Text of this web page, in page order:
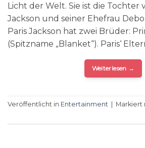
Licht der Welt. Sie ist die Tochter
Jackson und seiner Ehefrau
Paris Jackson hat zwei Brüder:
(Spitzname „Blanket“). Paris‘
Weiterlesen →
Veröffentlicht in Entertainment Markiert